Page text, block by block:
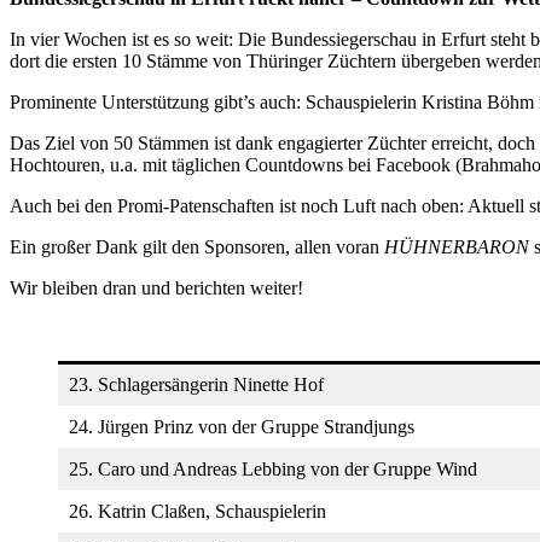
In vier Wochen ist es so weit: Die Bundessiegerschau in Erfurt
dort die ersten 10 Stämme von Thüringer Züchtern übergeben
Prominente Unterstützung gibt’s auch: Schauspielerin Kristina
Das Ziel von 50 Stämmen ist dank engagierter Züchter erreicht,
Hochtouren, u.a. mit täglichen Countdowns bei Facebook
Auch bei den Promi-Patenschaften ist noch Luft nach oben: Aktuell
Ein großer Dank gilt den Sponsoren, allen voran HÜHNERBARON
Wir bleiben dran und berichten weiter!
23. Schlagersängerin Ninette Hof
24. Jürgen Prinz von der Gruppe Strandjungs
25. Caro und Andreas Lebbing von der Gruppe Wind
26. Katrin Claßen, Schauspielerin